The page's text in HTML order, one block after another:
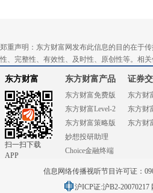
郑重声明：东方财富网发布此信息的目的在于
性、完整性、有效性、及时性、原创性等。相
东方财富
扫一扫下载
APP
东方财富产品
东方财富免费版
东方财富Level-2
东方财富策略版
妙想投研助理
Choice金融终端
证券
东方财
东方财
东方财
信息网络传播视听节目许可证：
沪ICP证:沪B2-20070217